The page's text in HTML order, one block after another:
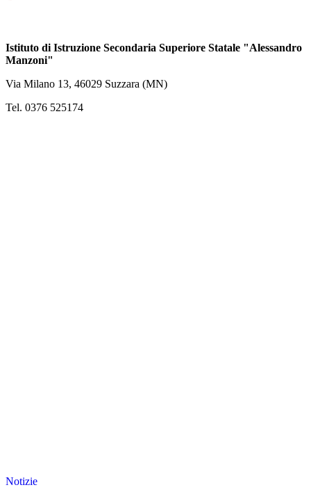
Istituto di Istruzione Secondaria Superiore Statale "Alessandro
Manzoni"
Via Milano 13, 46029 Suzzara (MN)
Tel. 0376 525174
Notizie